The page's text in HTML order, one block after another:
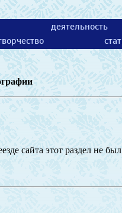
деятельность
сайта этот раздел не